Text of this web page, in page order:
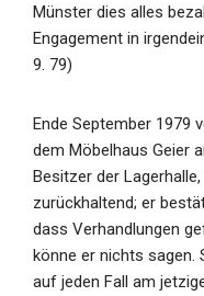
Münster dies alles
Engagement in
9. 79)
Ende September 1979
dem Möbelhaus Geier
Besitzer der
zurückhaltend; er
dass Verhandlungen
könne er nichts sagen.
auf jeden Fall am